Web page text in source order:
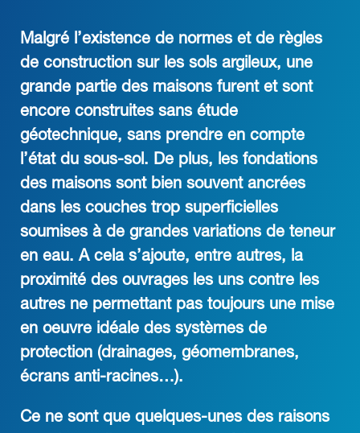
Malgré l’existence de normes et de règles
de construction sur les sols argileux, une
grande partie des maisons furent et sont
encore construites sans étude
géotechnique, sans prendre en compte
l’état du sous-sol. De plus, les fondations
des maisons sont bien souvent ancrées
dans les couches trop superficielles
soumises à de grandes variations de teneur
en eau. A cela s’ajoute, entre autres, la
proximité des ouvrages les uns contre les
autres ne permettant pas toujours une mise
en oeuvre idéale des systèmes de
protection (drainages, géomembranes,
écrans anti-racines…).
Ce ne sont que quelques-unes des raisons